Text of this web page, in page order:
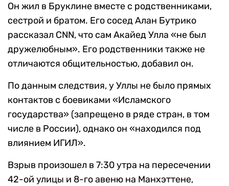
Он жил в Бруклине вместе с родственниками,
сестрой и братом. Его сосед Алан Бутрико
рассказал CNN, что сам Акайед Улла «не был
дружелюбным». Его родственники также не
отличаются общительностью, добавил он.
По данным следствия, у Уллы не было прямых
контактов с боевиками «Исламского
государства» (запрещено в ряде стран, в том
числе в России), однако он «находился под
влиянием ИГИЛ».
Взрыв произошел в 7:30 утра на пересечении
42-ой улицы и 8-го авеню на Манхэттене,